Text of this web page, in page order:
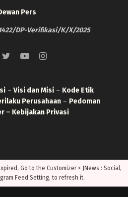
Pers
DP-Verifikasi/K/X/2025
– Visi dan Misi – Kode Etik
Perusahaan – Pedoman
– Kebijakan Privasi
Go to the Customizer > JNews : Social,
Feed Setting, to refresh it.